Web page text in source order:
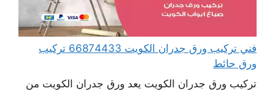
فني تركيب ورق جدران الكويت 66874433 تركيب
ورق حائط
تركيب ورق جدران الكويت يعد ورق جدران الكويت من